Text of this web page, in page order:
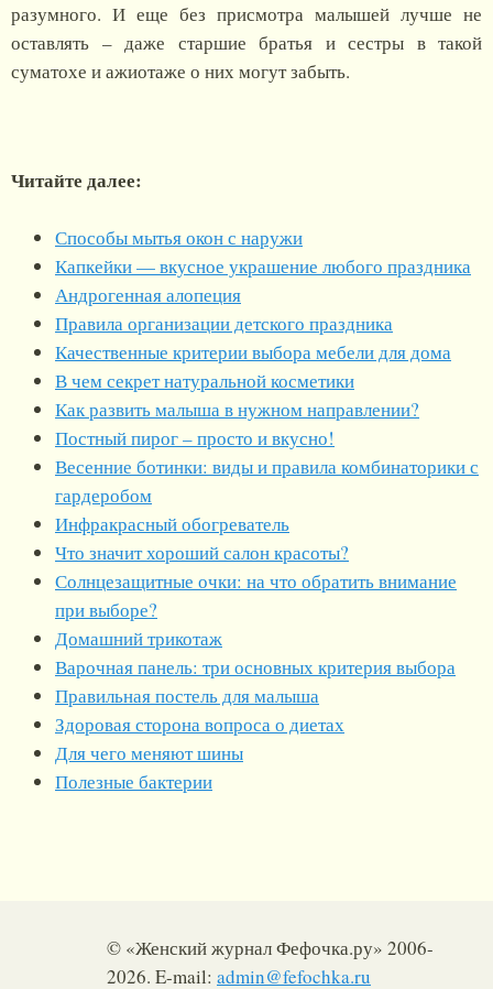
разумного. И еще без присмотра малышей лучше не
оставлять – даже старшие братья и сестры в такой
суматохе и ажиотаже о них могут забыть.
Читайте далее:
Способы мытья окон с наружи
Капкейки — вкусное украшение любого праздника
Андрогенная алопеция
Правила организации детского праздника
Качественные критерии выбора мебели для дома
В чем секрет натуральной косметики
Как развить малыша в нужном направлении?
Постный пирог – просто и вкусно!
Весенние ботинки: виды и правила комбинаторики с
гардеробом
Инфракрасный обогреватель
Что значит хороший салон красоты?
Солнцезащитные очки: на что обратить внимание
при выборе?
Домашний трикотаж
Варочная панель: три основных критерия выбора
Правильная постель для малыша
Здоровая сторона вопроса о диетах
Для чего меняют шины
Полезные бактерии
© «Женский журнал Фефочка.ру» 2006-
2026. E-mail: admin@fefochka.ru